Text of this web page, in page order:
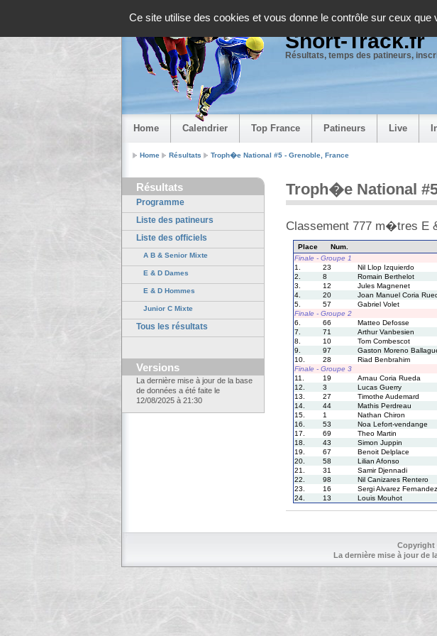
Ce site utilise des cookies et vous donne le contrôle sur ceux que
Short-Track.fr
Résultats, temps des patineurs,
Home Calendrier Top France Patineurs Live
Home Résultats Troph�e National #5 - Grenoble, France
Résultats
Programme
Liste des patineurs
Liste des officiels
A B & Senior Mixte
E & D Dames
E & D Hommes
Junior C Mixte
Tous les résultats
Versions
La dernière mise à jour de la base
de données a été faite le
12/08/2025 à 21:30
Troph�e National
Classement 777 m�tres E
Place Num.
Finale - Groupe 1
1.
23 Nil Llop Izquierdo
2.
8 Romain Berthelot
3.
12 Jules Magnenet
4.
20 Joan Manuel Coria
5.
57 Gabriel Volet
Finale - Groupe 2
6.
66 Matteo Defosse
7.
71 Arthur Vanbesien
8.
10 Tom Combescot
9.
97 Gaston Moreno
10.
28 Riad Benbrahim
Finale - Groupe 3
11.
19 Arnau Coria Rueda
12.
3 Lucas Guerry
13.
27 Timothe Audemard
14.
44 Mathis Perdreau
15.
1 Nathan Chiron
16.
53 Noa Lefort-vendange
17.
69 Theo Martin
18.
43 Simon Juppin
19.
67 Benoit Delplace
20.
58 Lilian Afonso
21.
31 Samir Djennadi
22.
98 Nil Canizares Rentero
23.
16 Sergi Alvarez Fernandez
24.
13 Louis Mouhot
Copyright
La dernière mise à jour de